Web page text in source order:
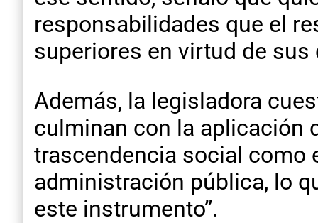
responsabilidades que el
superiores en virtud de
Además, la legisladora
culminan con la aplicación
trascendencia social como
administración pública, lo
este instrumento”.